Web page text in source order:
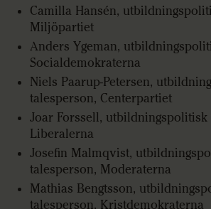
Camilla Hansén,
Miljöpartiet
Anders Ygeman,
Socialdemokraterna
Niels Paarup-Petersen,
talesperson, Centerpartiet
Joar Forssell, utbildningspolitisk
Liberalerna
Josefin Malmqvist,
talesperson, Moderaterna
Mathias Bengtsson,
talesperson, Kristdemokraterna